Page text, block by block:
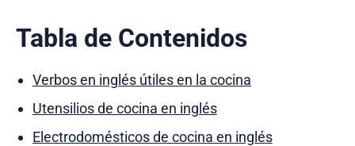
Tabla de Contenidos
Verbos en inglés útiles en la cocina
Utensilios de cocina en inglés
Electrodomésticos de cocina en inglés